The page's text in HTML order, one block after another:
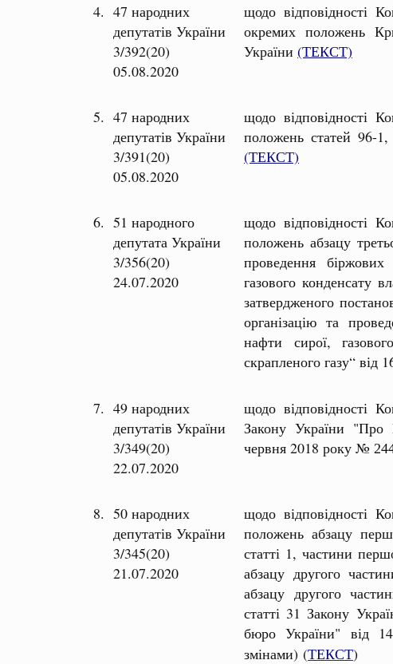
4. 47 народних
депутатів України
3/392(20)
05.08.2020
щодо відповідності
окремих положень
України (ТЕКСТ)
5. 47 народних
депутатів України
3/391(20)
05.08.2020
щодо відповідності
положень статей 96-
(ТЕКСТ)
6. 51 народного
депутата України
3/356(20)
24.07.2020
щодо відповідності
положень абзацу
проведення
газового конденсату
затвердженого
організацію та
нафти сирої,
скрапленого газу“
7. 49 народних
депутатів України
3/349(20)
22.07.2020
щодо відповідності
Закону України
червня 2018 року №
8. 50 народних
депутатів України
3/345(20)
21.07.2020
щодо відповідності
положень абзацу
статті 1, частини
абзацу другого
абзацу другого
статті 31 Закону
бюро України" від
змінами) (ТЕКСТ)